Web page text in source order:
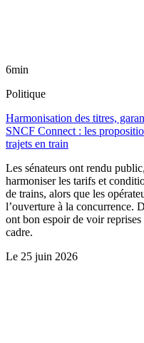
6min
Politique
Harmonisation des titres,
SNCF Connect : les
trajets en train
Les sénateurs ont rendu
harmoniser les tarifs et
de trains, alors que les
l’ouverture à la concurrence.
ont bon espoir de voir
cadre.
Le 25 juin 2026